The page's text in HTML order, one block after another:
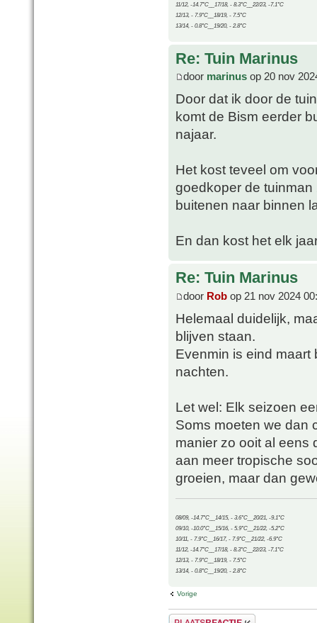
11/12, -14.7°C__17/18, - 8.3°C__22/23, -7.1°C
12/13, - 7.9°C__18/19, - 7.5°C
13/14, - 0.8°C__19/20, - 2.8°C
Re: Tuin Marinus
door marinus op 20 nov
Door dat ik door de
komt de Bism eerder
najaar.
Het kost teveel om
goedkoper de
buitenen naar binnen
En dan kost het elk
Re: Tuin Marinus
door Rob op 21 nov 2024
Helemaal duidelijk,
blijven staan.
Evenmin is eind
nachten.
Let wel: Elk seizoen
Soms moeten we dan
manier zo ooit al eens
aan meer tropische
groeien, maar dan
08/09, -14.7°C__14/15, - 3.6°C__20/21, -9.1°C
09/10, -10.0°C__15/16, - 5.9°C__21/22, -5.2°C
10/11, - 7.9°C__16/17, - 7.9°C__21/22, -6.9°C
11/12, -14.7°C__17/18, - 8.3°C__22/23, -7.1°C
12/13, - 7.9°C__18/19, - 7.5°C
13/14, - 0.8°C__19/20, - 2.8°C
Vorige
Plaats een reactie